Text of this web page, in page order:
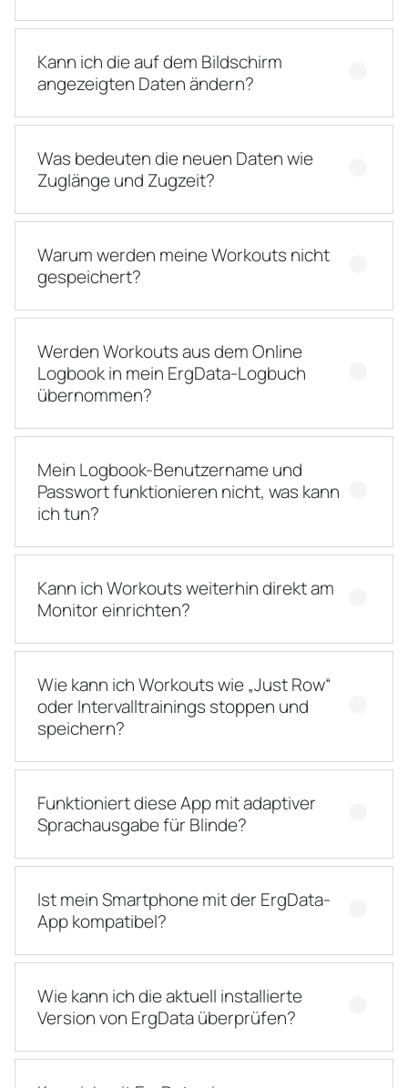
Kann ich die auf dem Bildschirm
angezeigten Daten ändern?
Was bedeuten die neuen Daten wie
Zuglänge und Zugzeit?
Warum werden meine Workouts nicht
gespeichert?
Werden Workouts aus dem Online
Logbook in mein ErgData-Logbuch
übernommen?
Mein Logbook-Benutzername und
Passwort funktionieren nicht, was kann
ich tun?
Kann ich Workouts weiterhin direkt am
Monitor einrichten?
Wie kann ich Workouts wie „Just Row“
oder Intervalltrainings stoppen und
speichern?
Funktioniert diese App mit adaptiver
Sprachausgabe für Blinde?
Ist mein Smartphone mit der ErgData-
App kompatibel?
Wie kann ich die aktuell installierte
Version von ErgData überprüfen?